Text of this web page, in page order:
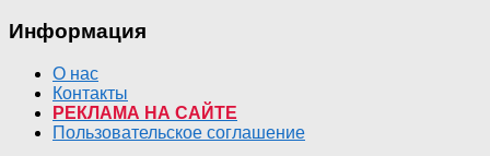
Информация
О нас
Контакты
РЕКЛАМА НА САЙТЕ
Пользовательское соглашение